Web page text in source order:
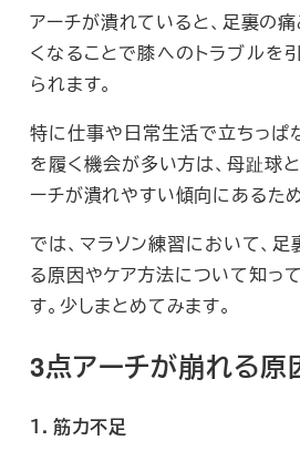
アーチが潰れていると、足裏の痛
くなることで膝へのトラブルを
られます。
特に仕事や日常生活で立ちっぱ
を履く機会が多い方は、母趾球
ーチが潰れやすい傾向にあるた
では、マラソン練習において、
る原因やケア方法について知っ
す。少しまとめてみます。
3点アーチが崩れる原
１．筋力不足